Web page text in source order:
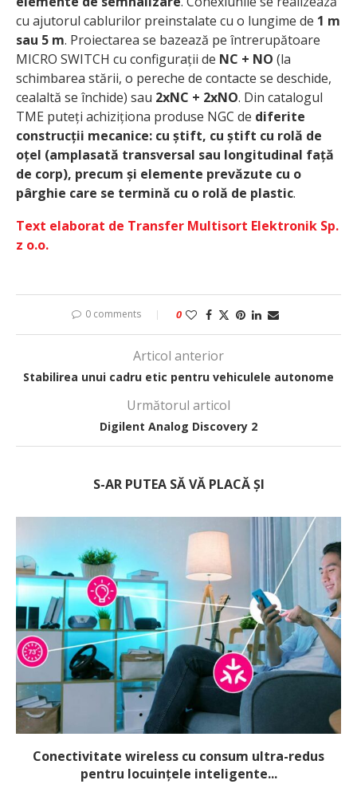
cu ajutorul cablurilor preinstalate cu o lungime de 1 m
sau 5 m. Proiectarea se bazează pe întrerupătoare
MICRO SWITCH cu configurații de NC + NO (la
schimbarea stării, o pereche de contacte se deschide,
cealaltă se închide) sau 2xNC + 2xNO. Din catalogul
TME puteți achiziționa produse NGC de diferite
construcții mecanice: cu știft, cu știft cu rolă de
oțel (amplasată transversal sau longitudinal față
de corp), precum și elemente prevăzute cu o
pârghie care se termină cu o rolă de plastic.
Text elaborat de Transfer Multisort Elektronik Sp.
z o.o.
0 comments 0
Articol anterior
Stabilirea unui cadru etic pentru vehiculele autonome
Următorul articol
Digilent Analog Discovery 2
S-AR PUTEA SĂ VĂ PLACĂ ȘI
Conectivitate wireless cu consum ultra-redus
pentru locuințele inteligente...